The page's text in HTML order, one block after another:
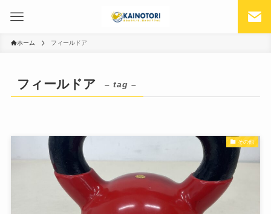
ホーム フィールドア
フィールドア – tag –
その他